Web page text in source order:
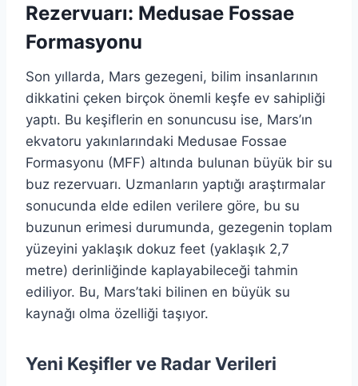
Rezervuarı: Medusae Fossae
Formasyonu
Son yıllarda, Mars gezegeni, bilim insanlarının
dikkatini çeken birçok önemli keşfe ev sahipliği
yaptı. Bu keşiflerin en sonuncusu ise, Mars’ın
ekvatoru yakınlarındaki Medusae Fossae
Formasyonu (MFF) altında bulunan büyük bir su
buz rezervuarı. Uzmanların yaptığı araştırmalar
sonucunda elde edilen verilere göre, bu su
buzunun erimesi durumunda, gezegenin toplam
yüzeyini yaklaşık dokuz feet (yaklaşık 2,7
metre) derinliğinde kaplayabileceği tahmin
ediliyor. Bu, Mars’taki bilinen en büyük su
kaynağı olma özelliği taşıyor.
Yeni Keşifler ve Radar Verileri